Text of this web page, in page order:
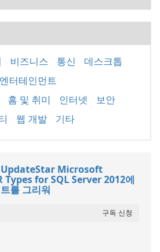
비즈니스 통신
데스크톱
터테인먼트
홈 및 취미 인터넷
보안
웹 개발 기타
UpdateStar Microsoft
Types for SQL Server 2012에
를 그리워